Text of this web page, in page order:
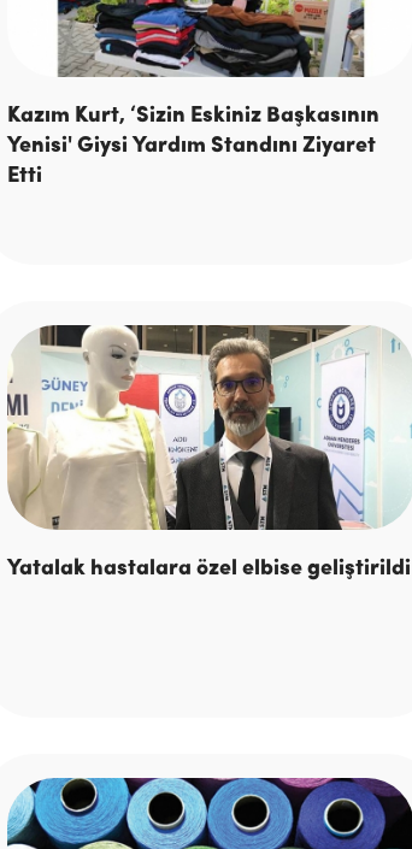
Kazım Kurt, ‘Sizin Eskiniz Başkasının
Yenisi' Giysi Yardım Standını Ziyaret
Etti
Yatalak hastalara özel elbise geliştirildi